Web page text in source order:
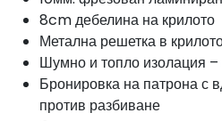
8cm дебелина на крилото
Метална решетка в
Шумно и топло изолация –
Бронировка на патрона с
против разбиване